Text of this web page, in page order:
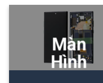
Màn
Hình